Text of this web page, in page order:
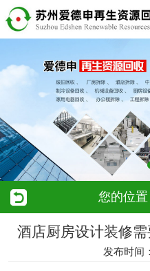
您的位
酒店厨房设计装修
发布时间